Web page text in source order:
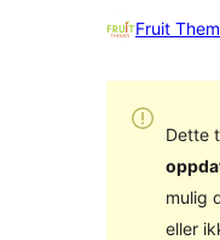
Fruit
Dette
mulig
eller